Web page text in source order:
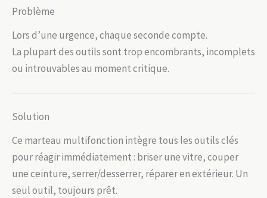
Problème
Lors d’une urgence, chaque seconde compte.
La plupart des outils sont trop encombrants, incomplets
ou introuvables au moment critique.
Solution
Ce marteau multifonction intègre tous les outils clés
pour réagir immédiatement : briser une vitre, couper
une ceinture, serrer/desserrer, réparer en extérieur. Un
seul outil, toujours prêt.